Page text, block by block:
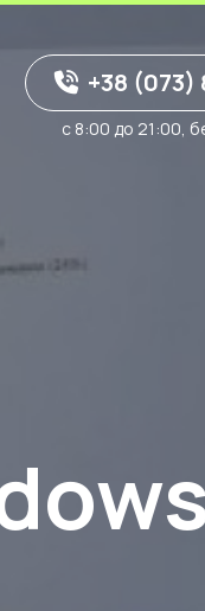
+38 (073)
с 8:00 до 21:00,